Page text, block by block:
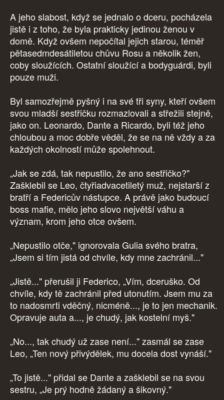
A jeho slabost, když se jednalo o dceru, pocházela
jistě i z toho, že byla prakticky jedinou ženou v
domě. Když ovšem nepočítal jejich starou, téměř
pětasedmdesátiletou chůvu Rosu a několik žen,
coby sloužících. Ostatní sloužící a bodyguárdi, byli
pouze muži.
Byl samozřejmě pyšný i na své tři syny, kteří ovšem
svou mladší sestřičku rozmazlovali a střežili stejně,
jako on. Leonardo, Dante a Ricardo, byli též jeho
chloubou a moc dobře věděl, že se na ně vždy a za
každých okolností může spolehnout.
„Jak se zdá, tak nepustilo, že ano sestřičko?"
Zašklebil se Leo, čtyřiadvacetiletý muž, nejstarší z
bratří a Federicův nástupce. A právě jako budoucí
boss mafie, mělo jeho slovo největší váhu a
význam, krom jeho otce ovšem.
„Nepustilo otče," ignorovala Gulia svého bratra,
„Jsem si tím jistá od chvíle, kdy mne zachránil..."
„Jistě..." přerušil ji Federico, „Vím, dceruško. Od
chvíle, kdy tě zachránil před utonutím. Jsem mu za
to nadosmrti vděčný, nicméně..., je to jen mechanik.
Opravuje auta a..., je chudý, jak kostelní myš."
„No..., tak chudý už zase není..." zasmál se zase
Leo, „Ten nový přivýdělek, mu docela dost vynáší."
„To jistě..." přidal se Dante a zašklebil se na svou
sestru, „Je prý hodně žádaný a šikovný."